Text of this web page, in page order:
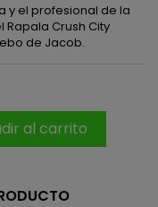
y el profesional de la
Rapala Crush City
de Jacob.
al carrito